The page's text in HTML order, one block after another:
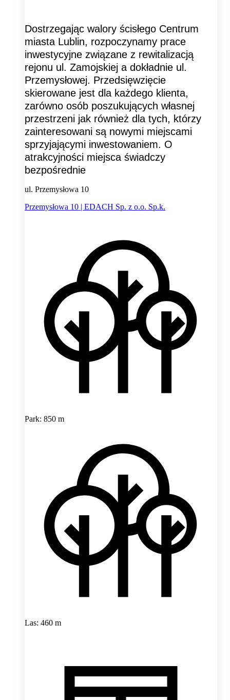
Dostrzegając walory ścisłego Centrum
miasta Lublin, rozpoczynamy prace
inwestycyjne związane z rewitalizacją
rejonu ul. Zamojskiej a dokładnie ul.
Przemysłowej. Przedsięwzięcie
skierowane jest dla każdego klienta,
zarówno osób poszukujących własnej
przestrzeni jak również dla tych, którzy
zainteresowani są nowymi miejscami
sprzyjającymi inwestowaniem. O
atrakcyjności miejsca świadczy
bezpośrednie
ul. Przemysłowa 10
Przemysłowa 10 | EDACH Sp. z o.o. Sp.k.
Park: 850 m
Las: 460 m